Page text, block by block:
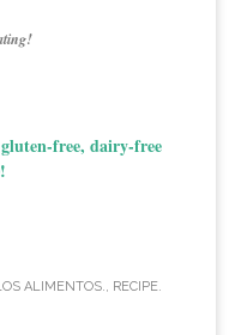
free, dairy-free
ALIMENTOS., RECIPE.